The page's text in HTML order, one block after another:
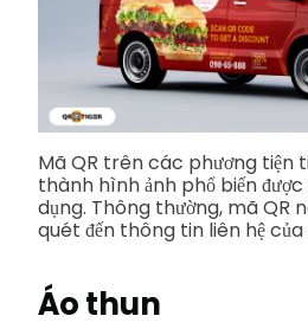
Mã QR trên các phương tiện
thành hình ảnh phổ biến
dụng. Thông thường, mã QR
quét đến thông tin liên hệ
Áo thun